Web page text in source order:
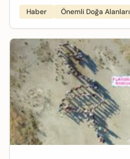
Haber Önemli Doğa Alanları